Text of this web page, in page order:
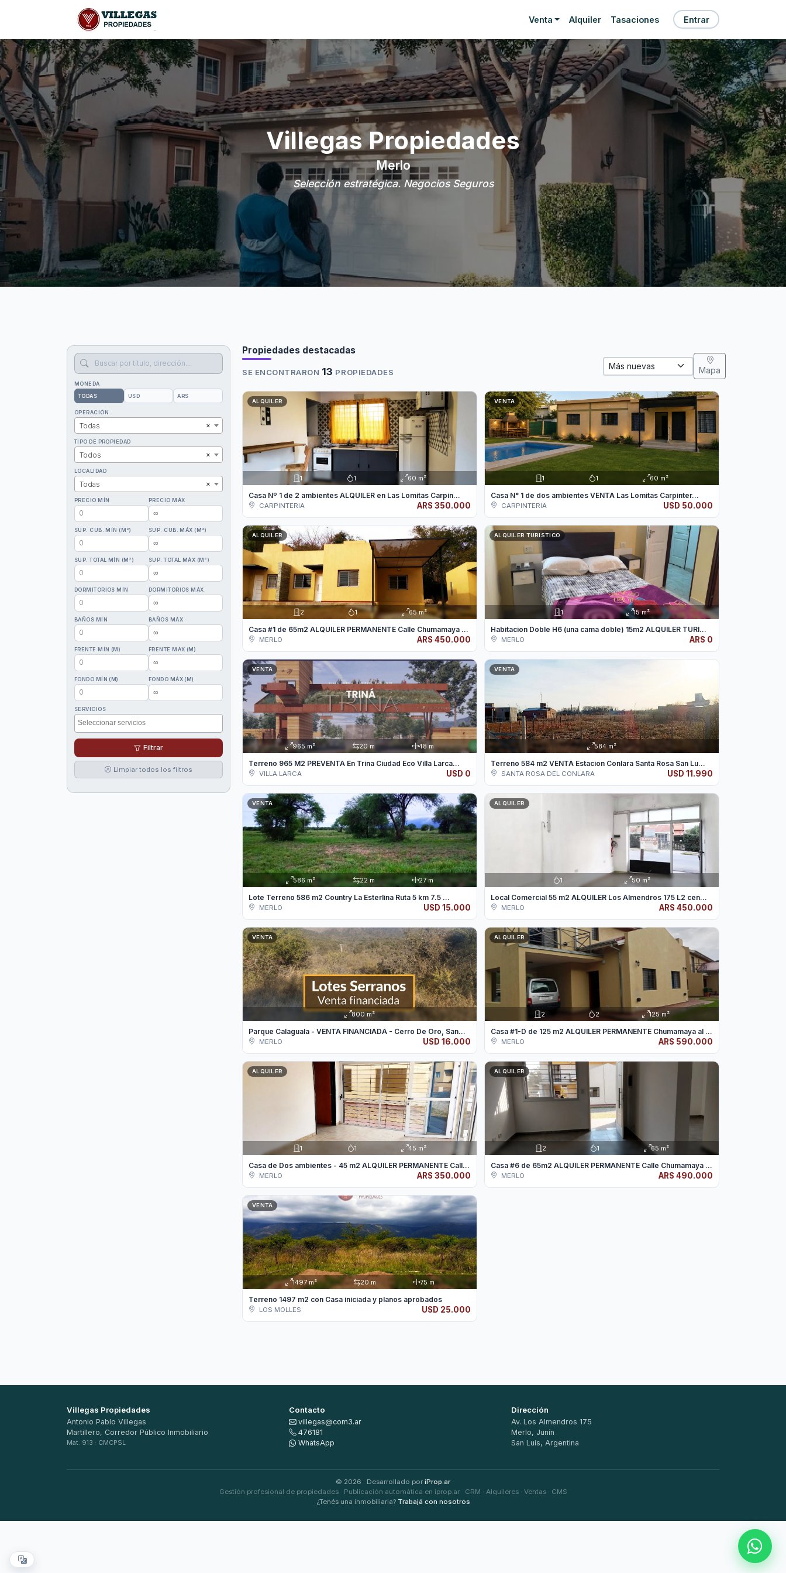
Venta Alquiler Tasaciones Entrar
Villegas Propiedades
Merlo
Selección estratégica. Negocios Seguros
MONEDA
TODAS
USD ARS
OPERACIÓN
×
Todas
TIPO DE PROPIEDAD
×
Todos
LOCALIDAD
×
Todas
PRECIO MÍN PRECIO MÁX
SUP. CUB. MÍN (M²) SUP. CUB. MÁX (M²)
SUP. TOTAL MÍN (M²) SUP. TOTAL MÁX (M²)
DORMITORIOS MÍN DORMITORIOS MÁX
BAÑOS MÍN BAÑOS MÁX
FRENTE MÍN (M) FRENTE MÁX (M)
FONDO MÍN (M) FONDO MÁX (M)
SERVICIOS
Filtrar
Limpiar todos los filtros
Propiedades destacadas
SE ENCONTRARON 13 PROPIEDADES Mapa
ALQUILER
1 1 60 m²
Casa Nº 1 de 2 ambientes ALQUILER en Las Lomitas Carpin...
CARPINTERIA ARS 350.000
VENTA
1 1 60 m²
Casa N° 1 de dos ambientes VENTA Las Lomitas Carpinter...
CARPINTERIA USD 50.000
ALQUILER
2 1 65 m²
Casa #1 de 65m2 ALQUILER PERMANENTE Calle Chumamaya Mer...
MERLO ARS 450.000
ALQUILER TURISTICO
1 15 m²
Habitacion Doble H6 (una cama doble) 15m2 ALQUILER TURI...
MERLO ARS 0
VENTA
965 m² 20 m 48 m
Terreno 965 M2 PREVENTA En Trina Ciudad Eco Villa Larca...
VILLA LARCA USD 0
VENTA
584 m²
Terreno 584 m2 VENTA Estacion Conlara Santa Rosa San Lu...
SANTA ROSA DEL CONLARA USD 11.990
VENTA
586 m² 22 m 27 m
Lote Terreno 586 m2 Country La Esterlina Ruta 5 km 7.5 ...
MERLO USD 15.000
ALQUILER
1 50 m²
Local Comercial 55 m2 ALQUILER Los Almendros 175 L2 cen...
MERLO ARS 450.000
VENTA
800 m²
Parque Calaguala - VENTA FINANCIADA - Cerro De Oro, San...
MERLO USD 16.000
ALQUILER
2 2 125 m²
Casa #1-D de 125 m2 ALQUILER PERMANENTE Chumamaya al 15...
MERLO ARS 590.000
ALQUILER
1 1 45 m²
Casa de Dos ambientes - 45 m2 ALQUILER PERMANENTE Calle...
MERLO ARS 350.000
ALQUILER
2 1 65 m²
Casa #6 de 65m2 ALQUILER PERMANENTE Calle Chumamaya Mer...
MERLO ARS 490.000
VENTA
1497 m² 20 m 75 m
Terreno 1497 m2 con Casa iniciada y planos aprobados
LOS MOLLES USD 25.000
Villegas Propiedades
Antonio Pablo Villegas
Martillero, Corredor Público Inmobiliario
Mat. 913 · CMCPSL
Contacto
villegas@com3.ar
476181
WhatsApp
Dirección
Av. Los Almendros 175
Merlo, Junín
San Luis, Argentina
© 2026 · Desarrollado por iProp.ar
Gestión profesional de propiedades · Publicación automática en iprop.ar · CRM · Alquileres · Ventas · CMS
¿Tenés una inmobiliaria? Trabajá con nosotros